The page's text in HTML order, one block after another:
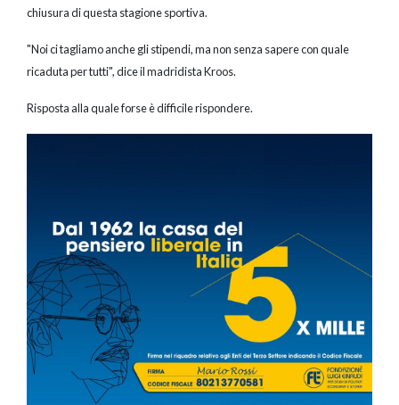
chiusura di questa stagione sportiva.
"Noi ci tagliamo anche gli stipendi, ma non senza sapere con quale
ricaduta per tutti", dice il madridista Kroos.
Risposta alla quale forse è difficile rispondere.